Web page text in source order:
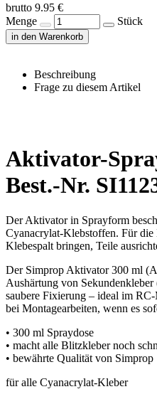
brutto 9.95 €
Menge
Stück
in den Warenkorb
Beschreibung
Frage zu diesem Artikel
Aktivator-
Best.-Nr.
Der Aktivator in Sprayform
Cyanacrylat-Klebstoffen. Für
Klebespalt bringen, Teile
Der Simprop Aktivator 300 ml
Aushärtung von
saubere Fixierung – ideal im
bei Montagearbeiten, wenn es
• 300 ml Spraydose
• macht alle Blitzkleber noch
• bewährte Qualität von Simprop
für alle Cyanacrylat-Kleber